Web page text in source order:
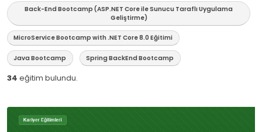
Back-End Bootcamp (ASP.NET Core ile Sunucu Taraflı Uygulama
Geliştirme)
MicroService Bootcamp with .NET Core 8.0 Eğitimi
Java Bootcamp Spring BackEnd Bootcamp
34 eğitim bulundu.